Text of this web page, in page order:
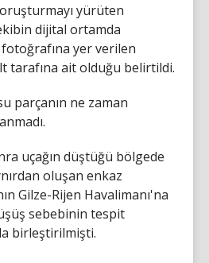
yürüten
dijital ortamda
fotoğrafına yer verilen
tarafına ait olduğu belirtildi.
parçanın ne zaman
uçağın düştüğü bölgede
oluşan enkaz
Gilze-Rijen Havalimanı'na
sebebinin tespit
birleştirilmişti.